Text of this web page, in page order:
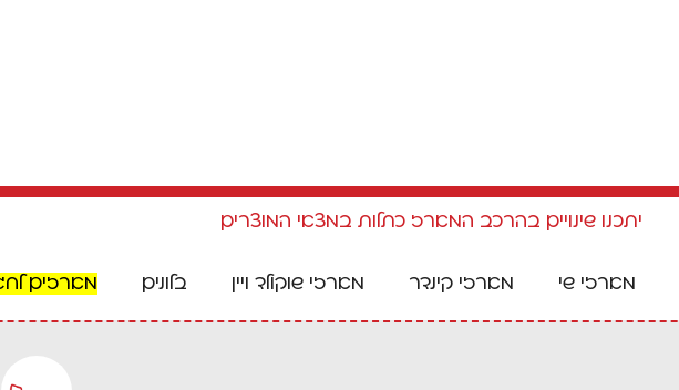
יתכנו שינויים בהרכב המארז כתלות במצאי המוצרים
מארזי שי מארזי קינדר מארזי שוקולד ויין בלונים מארזים